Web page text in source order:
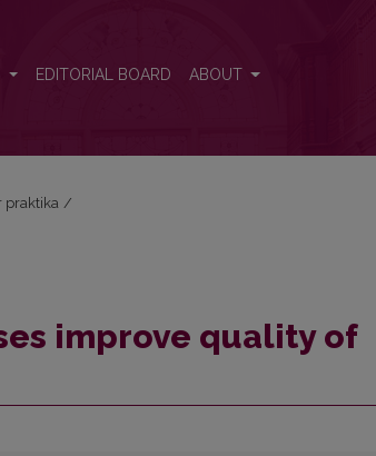
EDITORIAL BOARD ABOUT
praktika /
improve quality of